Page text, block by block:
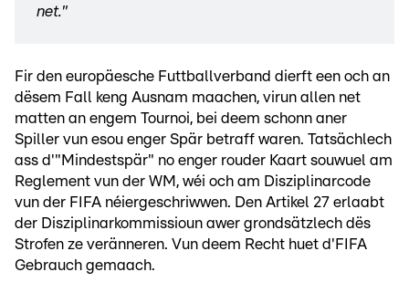
net."
Fir den europäesche Futtballverband dierft een och an
dësem Fall keng Ausnam maachen, virun allen net
matten an engem Tournoi, bei deem schonn aner
Spiller vun esou enger Spär betraff waren. Tatsächlech
ass d'"Mindestspär" no enger rouder Kaart souwuel am
Reglement vun der WM, wéi och am Disziplinarcode
vun der FIFA néiergeschriwwen. Den Artikel 27 erlaabt
der Disziplinarkommissioun awer grondsätzlech dës
Strofen ze veränneren. Vun deem Recht huet d'FIFA
Gebrauch gemaach.